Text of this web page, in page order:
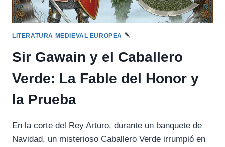
LITERATURA MEDIEVAL EUROPEA
Sir Gawain y el Caballero
Verde: La Fable del Honor y
la Prueba
En la corte del Rey Arturo, durante un banquete de
Navidad, un misterioso Caballero Verde irrumpió en